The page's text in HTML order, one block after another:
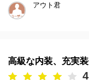
アウト君
高級な内装、充実装